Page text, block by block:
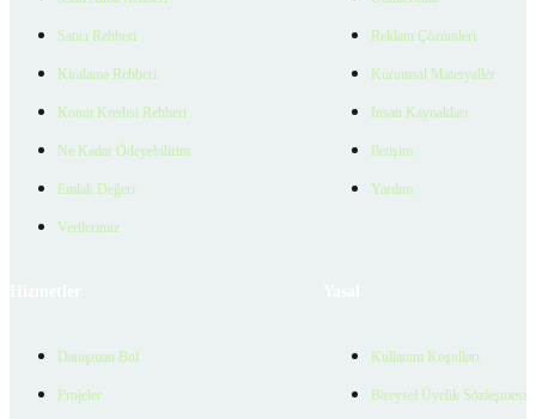
Satıcı Rehberi
Kiralama Rehberi
Konut Kredisi Rehberi
Ne Kadar Ödeyebilirim
Emlak Değeri
Verilerimiz
Reklam Çözümleri
Kurumsal Materyaller
İnsan Kaynakları
İletişim
Yardım
Danışman Bul
Projeler
Kullanım Koşulları
Bireysel Üyelik Sözleşmesi